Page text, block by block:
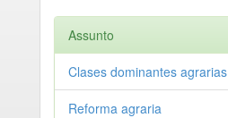
Assunto
Clases dominantes agrarias
Reforma agraria